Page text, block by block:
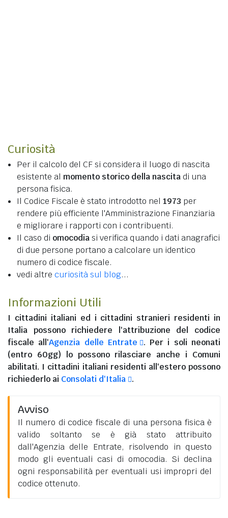
Curiosità
Per il calcolo del CF si considera il luogo di nascita
esistente al momento storico della nascitadi una
persona fisica.
Il Codice Fiscale è stato introdotto nel 1973 per
rendere più efficiente l'Amministrazione Finanziaria
e migliorare i rapporti con i contribuenti.
Il caso di omocodiasi verifica quando i dati anagrafici
di due persone portano a calcolare un identico
numero di codice fiscale.
vedi altre curiosità sul blog...
Informazioni Utili
I cittadini italiani ed i cittadini stranieri residenti in
Italia possono richiedere l'attribuzione del codice
fiscale all'Agenzia delle Entrate
. Per i soli neonati
(entro 60gg) lo possono rilasciare anche i Comuni
abilitati. I cittadini italiani residenti all'esteropossono
richiederlo ai Consolati d'Italia .
Avviso
Il numero di codice fiscale di una persona fisica è
valido soltanto se è già stato attribuito
dall'Agenzia delle Entrate, risolvendo in questo
modo gli eventuali casi di omocodia. Si declina
ogni responsabilità per eventuali usi impropri del
codice ottenuto.